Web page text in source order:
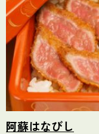
阿蘇はなびし